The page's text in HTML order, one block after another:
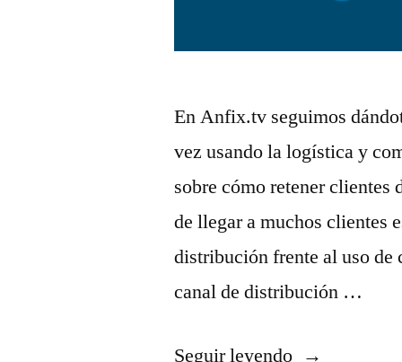
En Anfix.tv seguimos
vez usando la logística y
sobre cómo retener
de llegar a muchos clientes
distribución frente al uso de
canal de distribución …
Seguir leyendo«4